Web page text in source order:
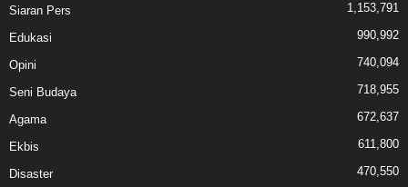
Siaran Pers 1,153,791
Edukasi 990,992
Opini 740,094
Seni Budaya 718,955
Agama 672,637
Ekbis 611,800
Disaster 470,550